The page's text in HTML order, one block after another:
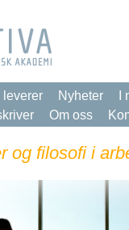
leverer Nyheter
Om oss
og filosofi i